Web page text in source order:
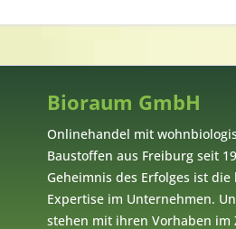
Bioraum GmbH
Onlinehandel mit
Baustoffen aus Freiburg seit
Geheimnis des Erfolges ist
Expertise im Unternehmen.
stehen mit ihren Vorhaben im